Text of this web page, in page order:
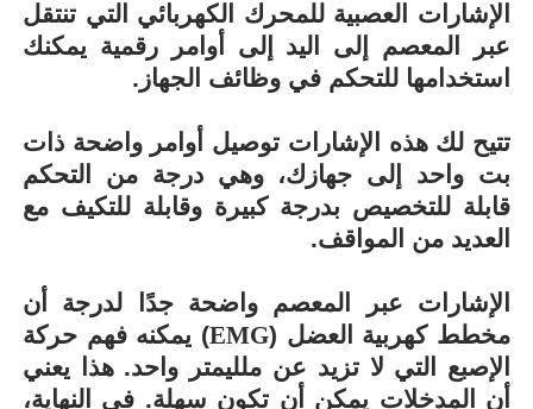
الإشارات العصبية للمحرك الكهربائي التي تنتقل
عبر المعصم إلى اليد إلى أوامر رقمية يمكنك
استخدامها للتحكم في وظائف الجهاز.
تتيح لك هذه الإشارات توصيل أوامر واضحة ذات
بت واحد إلى جهازك، وهي درجة من التحكم
قابلة للتخصيص بدرجة كبيرة وقابلة للتكيف مع
العديد من المواقف.
الإشارات عبر المعصم واضحة جدًا لدرجة أن
مخطط كهربية العضل (EMG) يمكنه فهم حركة
الإصبع التي لا تزيد عن ملليمتر واحد. هذا يعني
أن المدخلات يمكن أن تكون سهلة. في النهاية،